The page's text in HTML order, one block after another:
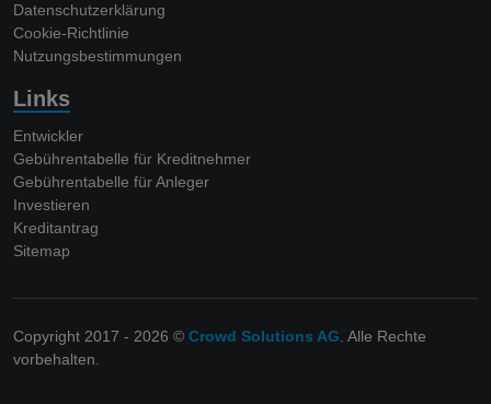
Datenschutzerklärung
Cookie-Richtlinie
Nutzungsbestimmungen
Links
Entwickler
Gebührentabelle für Kreditnehmer
Gebührentabelle für Anleger
Investieren
Kreditantrag
Sitemap
Copyright 2017 - 2026 © Crowd Solutions AG . Alle Rechte
vorbehalten.